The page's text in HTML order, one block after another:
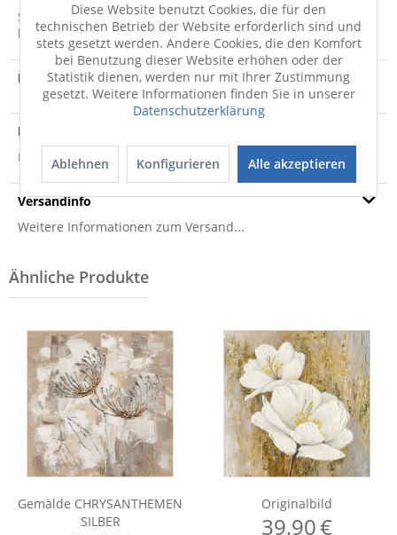
Sowohl durch die seichten Farben als auch durch die
künstlerische Abbildung der Blumen wird das...mehr
Produktvideo
Produktsicherheit
Produktsicherheit
Versandinfo
Weitere Informationen zum Versand...
Diese Website benutzt Cookies, die für den
technischen Betrieb der Website erforderlich sind und
stets gesetzt werden. Andere Cookies, die den Komfort
bei Benutzung dieser Website erhöhen oder der
Statistik dienen, werden nur mit Ihrer Zustimmung
gesetzt. Weitere Informationen finden Sie in unserer
Datenschutzerklärung
Ablehnen Konfigurieren Alle akzeptieren